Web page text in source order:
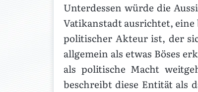
Unterdessen würde die
Vatikanstadt ausrichtet,
politischer Akteur ist, der
allgemein als etwas Böses
als politische Macht
beschreibt diese Entität als